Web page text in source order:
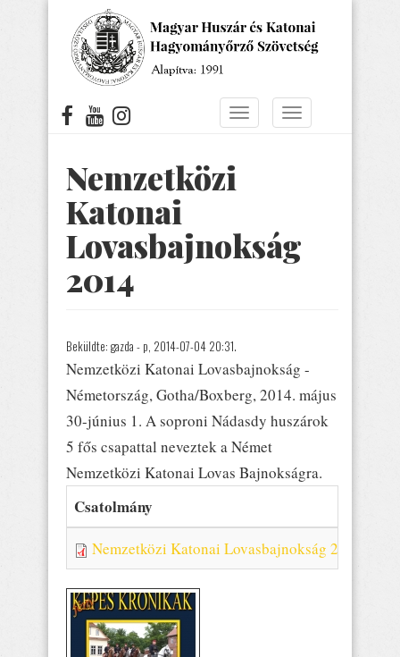
Navigáció
Navigáció
Nemzetközi
Katonai
Lovasbajnokság
2014
Beküldte: gazda - p, 2014-07-04 20:31.
Nemzetközi Katonai Lovasbajnokság -
Németország, Gotha/Boxberg, 2014. május
30-június 1. A soproni Nádasdy huszárok
5 fős csapattal neveztek a Német
Nemzetközi Katonai Lovas Bajnokságra.
Csatolmány
Nemzetközi Katonai Lovasbajnokság 2014